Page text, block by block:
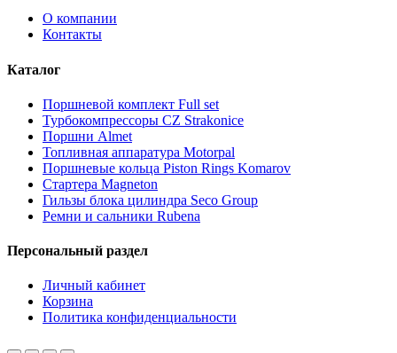
О компании
Контакты
Каталог
Поршневой комплект Full set
Турбокомпрессоры CZ Strakonice
Поршни Almet
Топливная аппаратура Motorpal
Поршневые кольца Piston Rings Komarov
Стартера Magneton
Гильзы блока цилиндра Seco Group
Ремни и сальники Rubena
Персональный раздел
Личный кабинет
Корзина
Политика конфиденциальности